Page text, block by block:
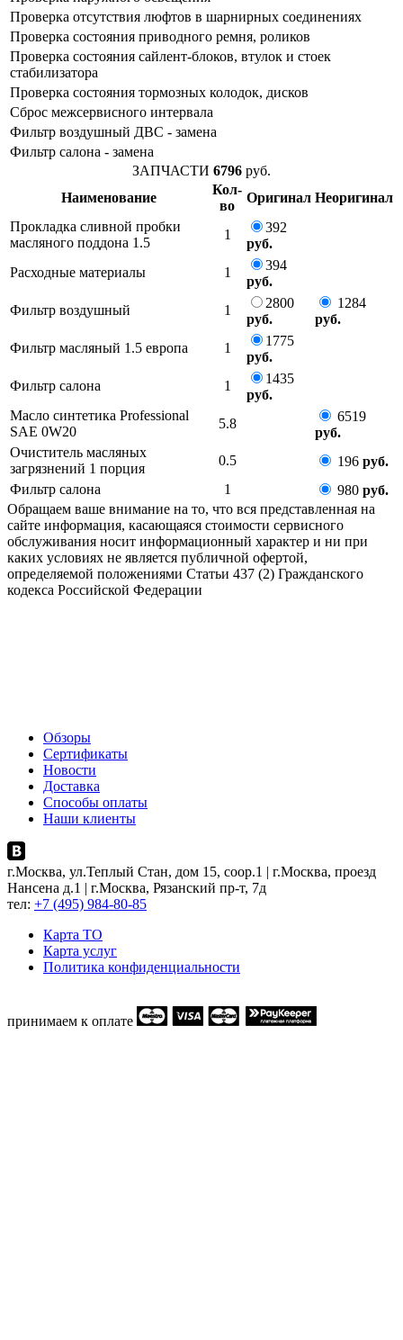
Проверка отсутствия люфтов в шарнирных соединениях
Проверка состояния приводного ремня, роликов
Проверка состояния сайлент-блоков, втулок и стоек
стабилизатора
Проверка состояния тормозных колодок, дисков
Сброс межсервисного интервала
Фильтр воздушный ДВС - замена
Фильтр салона - замена
ЗАПЧАСТИ 6796 руб.
Наименование
Кол-
во
Оригинал Неоригинал
Прокладка сливной пробки
масляного поддона 1.5
1
392
руб.
Расходные материалы
1
394
руб.
Фильтр воздушный
1
2800
руб.
1284
руб.
Фильтр масляный 1.5 европа
1
1775
руб.
Фильтр салона
1
1435
руб.
Масло синтетика Professional
SAE 0W20
5.8
6519
руб.
Очиститель масляных
загрязнений 1 порция
0.5 196 руб.
Фильтр салона
1 980 руб.
Обращаем ваше внимание на то, что вся представленная на
сайте информация, касающаяся стоимости сервисного
обслуживания носит информационный характер и ни при
каких условиях не является публичной офертой,
определяемой положениями Статьи 437 (2) Гражданского
кодекса Российской Федерации
Обзоры
Сертификаты
Новости
Доставка
Способы оплаты
Наши клиенты
г.Москва, ул.Теплый Стан, дом 15, соор.1 | г.Москва, проезд
Нансена д.1 | г.Москва, Рязанский пр-т, 7д
тел: +7 (495) 984-80-85
Карта ТO
Карта услуг
Политика конфиденциальности
принимаем к оплате